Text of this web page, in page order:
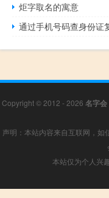
炬字取名的寓意
通过手机号码查身份证
Copyright © 2012 - 2026 名字会
声明：本站内容来自互联网，
本站仅为个人兴